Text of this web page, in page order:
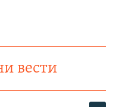
вести